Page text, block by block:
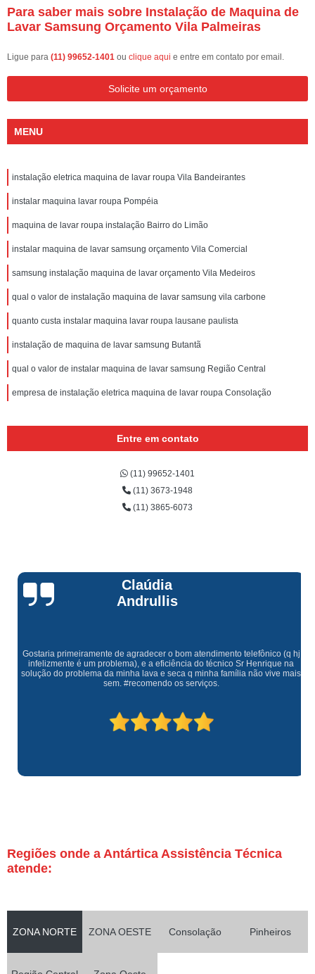
Para saber mais sobre Instalação de Maquina de
Lavar Samsung Orçamento Vila Palmeiras
Ligue para (11) 99652-1401 ou clique aqui e entre em contato por email.
Solicite um orçamento
MENU
instalação eletrica maquina de lavar roupa Vila Bandeirantes
instalar maquina lavar roupa Pompéia
maquina de lavar roupa instalação Bairro do Limão
instalar maquina de lavar samsung orçamento Vila Comercial
samsung instalação maquina de lavar orçamento Vila Medeiros
qual o valor de instalação maquina de lavar samsung vila carbone
quanto custa instalar maquina lavar roupa lausane paulista
instalação de maquina de lavar samsung Butantã
qual o valor de instalar maquina de lavar samsung Região Central
empresa de instalação eletrica maquina de lavar roupa Consolação
Entre em contato
(11) 99652-1401
(11) 3673-1948
(11) 3865-6073
Claúdia
Andrullis
Gostaria primeiramente de agradecer o bom atendimento telefônico (q hj
infelizmente é um problema), e a eficiência do técnico Sr Henrique na
solução do problema da minha lava e seca q minha família não vive mais
sem. #recomendo os serviços.
Regiões onde a Antártica Assistência Técnica
atende:
ZONA NORTE ZONA OESTE Consolação Pinheiros